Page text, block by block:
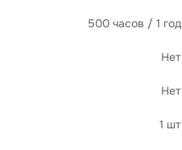
500 часов / 1 год
Нет
Нет
1 шт